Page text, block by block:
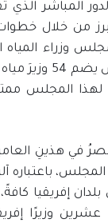
المباشر الذي
برز من خلال
حيث أوضح أنه
في هذينِ
باعتباره
إفريقيا
وزيرًا